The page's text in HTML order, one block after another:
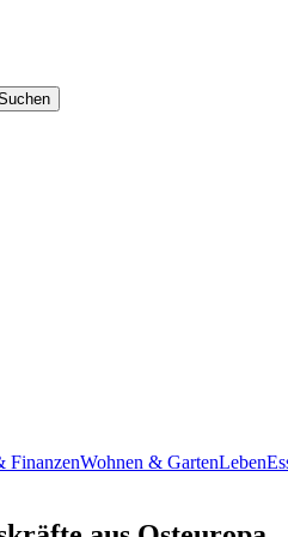
FinanzenWohnen & GartenLeben